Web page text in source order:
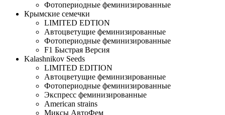
Фотопериодные феминизированные
Крымские семечки
LIMITED EDTION
Автоцветущие феминизированные
Фотопериодные феминизированные
F1 Быстрая Версия
Kalashnikov Seeds
LIMITED EDITION
Автоцветущие феминизированные
Фотопериодные феминизированные
Экспресс феминизированные
American strains
Миксы АвтоФем